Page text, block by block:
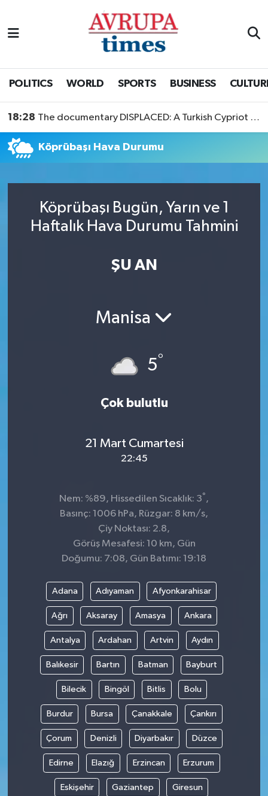
POLITICS WORLD SPORTS BUSINESS
18:28 The documentary DISPLACED: A Turkish Cypriot Story is now available to watch
Köprübaşı Hava Durumu
Köprübaşı Bugün, Yarın ve 1
Haftalık Hava Durumu Tahmini
ŞU AN
Manisa
5°
Çok bulutlu
21 Mart Cumartesi
22:45
Nem: %89, Hissedilen Sıcaklık: 3° ,
Basınç: 1006 hPa, Rüzgar: 8 km/s,
Çiy Noktası: 2.8,
Görüş Mesafesi: 10 km, Gün
Doğumu: 7:08, Gün Batımı: 19:18
Adana Adıyaman Afyonkarahisar
Ağrı Aksaray Amasya Ankara
Antalya Ardahan Artvin Aydın
Balıkesir Bartın Batman Bayburt
Bilecik Bingöl Bitlis Bolu
Burdur Bursa Çanakkale Çankırı
Çorum Denizli Diyarbakır Düzce
Edirne Elazığ Erzincan Erzurum
Eskişehir Gaziantep Giresun
Nöbetçi Eczaneler
Son Dakika Haberleri